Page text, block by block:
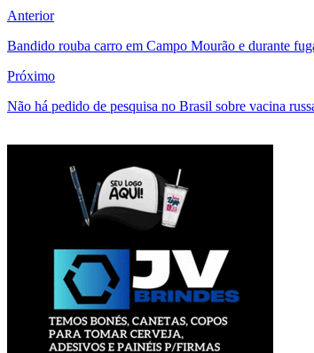
Anterior
Bandido rouba carro em Campo Mourão e durante
Próximo
Não há pedido de pesquisa no Brasil sobre vacina